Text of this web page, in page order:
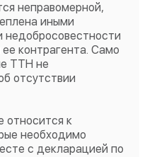
неправомерной,
иными
недобросовестности
контрагента. Само
ТТН не
отсутствии
относится к
необходимо
с декларацией по